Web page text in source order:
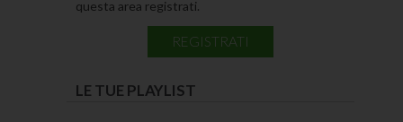
questa area registrati.
REGISTRATI
LE TUE PLAYLIST